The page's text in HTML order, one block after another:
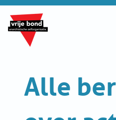
Search
for:
BOND
UITGANGSPUNTEN
FAQ
Alle